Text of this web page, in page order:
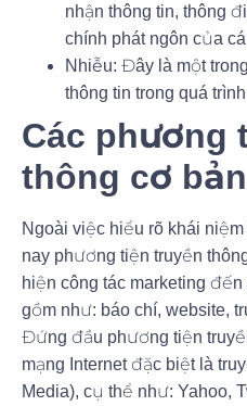
nhận thông tin, thông
chính phát ngôn của
Nhiễu: Đây là một
thông tin trong quá
Các phương
thông cơ
Ngoài việc hiểu rõ khái
nay phương tiện truyền
hiện công tác marketing
gồm như: báo chí, website,
Đứng đầu phương tiện
mạng Internet đặc biệt là
Media), cụ thể như: Yahoo,